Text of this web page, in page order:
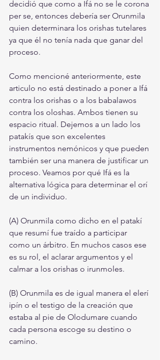
decidió que como a Ifá no se le corona
per se, entonces debería ser Orunmila
quien determinara los orishas tutelares
ya que él no tenía nada que ganar del
proceso.
Como mencioné anteriormente, este
articulo no está destinado a poner a Ifá
contra los orishas o a los babalawos
contra los oloshas. Ambos tienen su
espacio ritual. Dejemos a un lado los
patakís que son excelentes
instrumentos nemónicos y que pueden
también ser una manera de justificar un
proceso. Veamos por qué Ifá es la
alternativa lógica para determinar el orí
de un individuo.
(A) Orunmila como dicho en el patakí
que resumí fue traído a participar
como un árbitro. En muchos casos ese
es su rol, el aclarar argumentos y el
calmar a los orishas o irunmoles.
(B) Orunmila es de igual manera el elerí
ipín o el testigo de la creación que
estaba al pie de Olodumare cuando
cada persona escoge su destino o
camino.